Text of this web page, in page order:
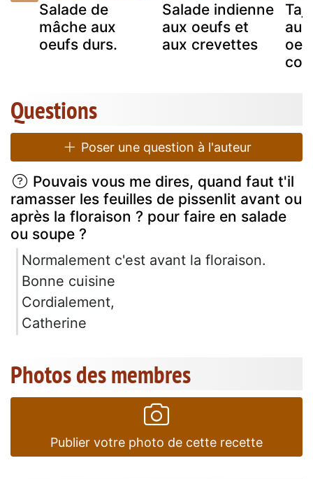
Salade de
mâche aux
oeufs durs.
Salade indienne
aux oeufs et
aux crevettes
aux
Questions
Poser une question à l'auteur
Pouvais vous me dires, quand faut t'il
ramasser les feuilles de pissenlit avant ou
après la floraison ? pour faire en salade
ou soupe ?
Normalement c'est avant la floraison.
Bonne cuisine
Cordialement,
Catherine
Photos des membres
Publier votre photo de cette recette